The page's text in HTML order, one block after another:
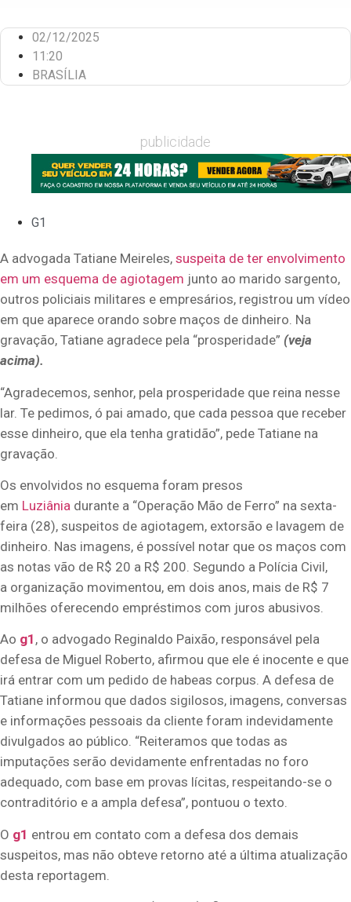
02/12/2025
11:20
BRASÍLIA
publicidade
G1
A advogada Tatiane Meireles, suspeita de ter envolvimento
em um esquema de agiotagem junto ao marido sargento,
outros policiais militares e empresários, registrou um vídeo
em que aparece orando sobre maços de dinheiro. Na
gravação, Tatiane agradece pela “prosperidade” (veja
acima).
“Agradecemos, senhor, pela prosperidade que reina nesse
lar. Te pedimos, ó pai amado, que cada pessoa que receber
esse dinheiro, que ela tenha gratidão”, pede Tatiane na
gravação.
Os envolvidos no esquema foram presos
em Luziânia durante a “Operação Mão de Ferro” na sexta-
feira (28), suspeitos de agiotagem, extorsão e lavagem de
dinheiro. Nas imagens, é possível notar que os maços com
as notas vão de R$ 20 a R$ 200. Segundo a Polícia Civil,
a organização movimentou, em dois anos, mais de R$ 7
milhões oferecendo empréstimos com juros abusivos.
Ao g1 , o advogado Reginaldo Paixão, responsável pela
defesa de Miguel Roberto, afirmou que ele é inocente e que
irá entrar com um pedido de habeas corpus. A defesa de
Tatiane informou que dados sigilosos, imagens, conversas
e informações pessoais da cliente foram indevidamente
divulgados ao público. “Reiteramos que todas as
imputações serão devidamente enfrentadas no foro
adequado, com base em provas lícitas, respeitando-se o
contraditório e a ampla defesa”, pontuou o texto.
O g1 entrou em contato com a defesa dos demais
suspeitos, mas não obteve retorno até a última atualização
desta reportagem.